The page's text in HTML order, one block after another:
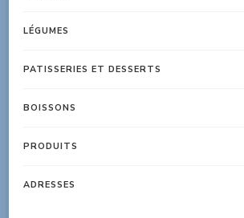
LÉGUMES
PATISSERIES ET DESSERTS
BOISSONS
PRODUITS
ADRESSES